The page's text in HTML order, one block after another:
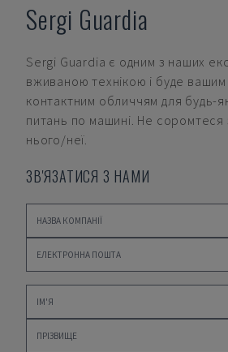
Sergi Guardia
Sergi Guardia є одним з наших
вживаною технікою і буде
контактним обличчям для будь-
питань по машині. Не соромтеся
нього/неї.
ЗВ'ЯЗАТИСЯ З НАМИ